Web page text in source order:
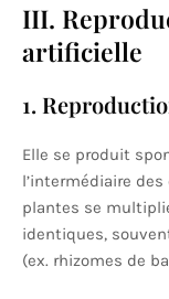
III.
artificielle
1.
Elle se produit
l’intermédiaire
plantes se
identiques,
(ex. rhizomes de